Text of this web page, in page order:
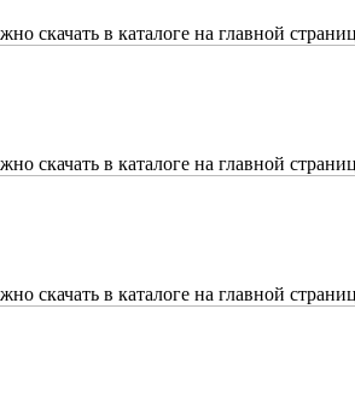
скачать в каталоге на главной
скачать в каталоге на главной
скачать в каталоге на главной